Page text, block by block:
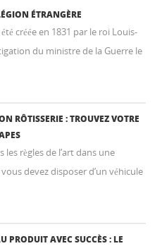
ÉTRANGÈRE
créée en 1831 par le roi Louis-
du ministre de la Guerre le
RÔTISSERIE : TROUVEZ VOTRE
règles de l’art dans une
devez disposer d’un véhicule
PRODUIT AVEC SUCCÈS : LE